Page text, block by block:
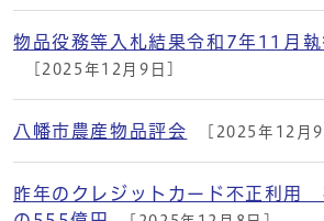
物品役務等入札結果令和7年11月執
[2025年12月9日]
八幡市農産物品評会 [2025年12月9
昨年のクレジットカード不正利用